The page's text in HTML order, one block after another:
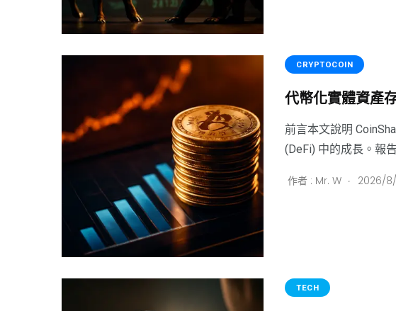
CRYPTOCOIN
代幣化實體資產
前言本文說明
(DeFi) 中的成長。報
作者 : Mr. W . 2026/
TECH